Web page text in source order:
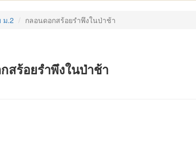
ม.2 กลอนดอกสร้อยรำพึงในป่าช้า
สร้อยรำพึงในป่าช้า